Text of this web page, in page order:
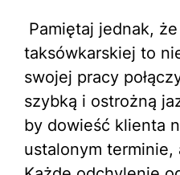
Pamiętaj jednak,
taksówkarskiej to
swojej pracy
szybką i ostrożną
by dowieść klienta
ustalonym